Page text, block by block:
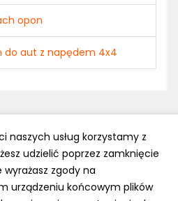
opon
do aut z napędem 4x4
naszych usług korzystamy z
udzielić poprzez zamknięcie
zgody na
urządzeniu końcowym plików